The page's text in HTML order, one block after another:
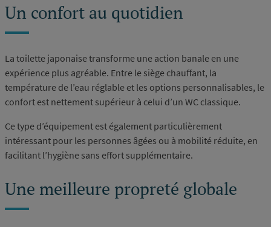
Un confort au quotidien
La toilette japonaise transforme une action banale en une
expérience plus agréable. Entre le siège chauffant, la
température de l’eau réglable et les options personnalisables, le
confort est nettement supérieur à celui d’un WC classique.
Ce type d’équipement est également particulièrement
intéressant pour les personnes âgées ou à mobilité réduite, en
facilitant l’hygiène sans effort supplémentaire.
Une meilleure propreté globale